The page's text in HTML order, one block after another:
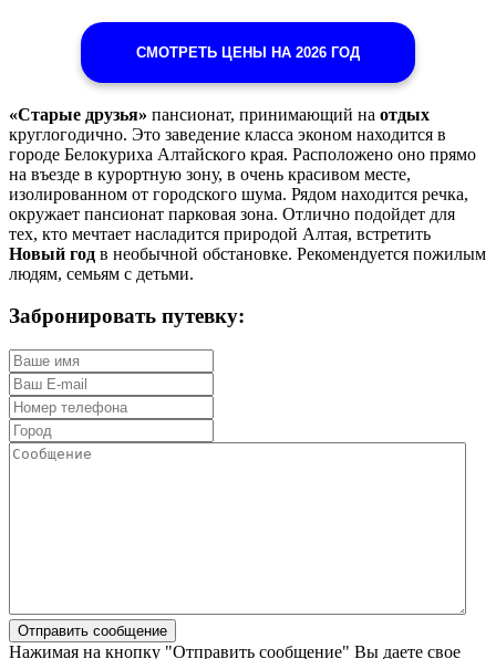
СМОТРЕТЬ ЦЕНЫ НА 2026 ГОД
«Старые друзья» пансионат, принимающий на отдых
круглогодично. Это заведение класса эконом находится в
городе Белокуриха Алтайского края. Расположено оно прямо
на въезде в курортную зону, в очень красивом месте,
изолированном от городского шума. Рядом находится речка,
окружает пансионат парковая зона. Отлично подойдет для
тех, кто мечтает насладится природой Алтая, встретить
Новый год в необычной обстановке. Рекомендуется пожилым
людям, семьям с детьми.
Забронировать путевку:
Нажимая на кнопку "Отправить сообщение" Вы даете свое